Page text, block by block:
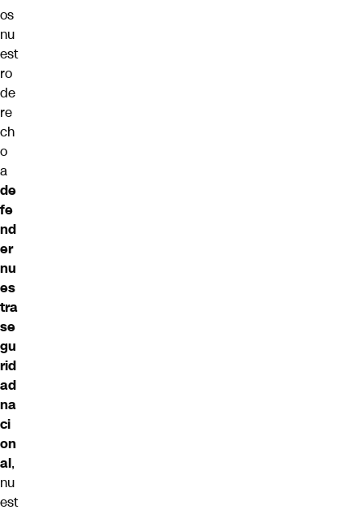
os
nu
est
ro
de
re
ch
o
a
de
fe
nd
er
nu
es
tra
se
gu
rid
ad
na
ci
on
al,
nu
est